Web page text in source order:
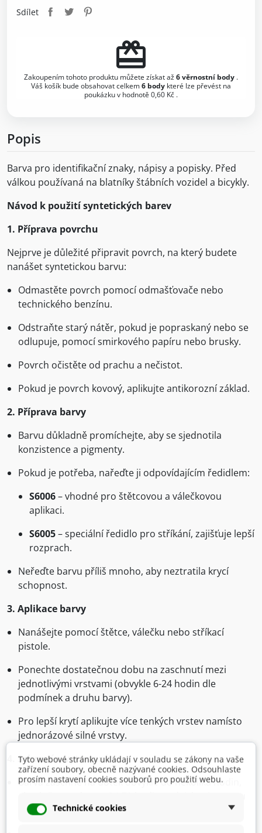
Sdílet
redeem
Zakoupením tohoto produktu můžete získat až6věrnostní body .
Váš košík bude obsahovat celkem6 body které lze převést na
poukázku v hodnotě 0,60 Kč .
Popis
Barva pro identifikační znaky, nápisy a popisky. Před
válkou používaná na blatníky štábních vozidel a bicykly.
Návod k použití syntetických barev
1. Příprava povrchu
Nejprve je důležité připravit povrch, na který budete
nanášet syntetickou barvu:
Odmastěte povrch pomocí odmašťovače nebo
technického benzínu.
Odstraňte starý nátěr, pokud je popraskaný nebo se
odlupuje, pomocí smirkového papíru nebo brusky.
Povrch očistěte od prachu a nečistot.
Pokud je povrch kovový, aplikujte antikorozní základ.
2. Příprava barvy
Barvu důkladně promíchejte, aby se sjednotila
konzistence a pigmenty.
Pokud je potřeba, nařeďte ji odpovídajícím ředidlem:
S6006– vhodné pro štětcovou a válečkovou
aplikaci.
S6005– speciální ředidlo pro stříkání, zajišťuje lepší
rozprach.
Neřeďte barvu příliš mnoho, aby neztratila krycí
schopnost.
3. Aplikace barvy
Nanášejte pomocí štětce, válečku nebo stříkací
pistole.
Ponechte dostatečnou dobu na zaschnutí mezi
jednotlivými vrstvami (obvykle 6-24 hodin dle
podmínek a druhu barvy).
Pro lepší krytí aplikujte více tenkých vrstev namísto
jednorázové silné vrstvy.
4. Schnutí a vytvrzení
Barva zaschne na dotek obvykle do několika hodin,
barvy a podmínkách schnutí.
Tyto webové stránky ukládají v souladu se zákony na vaše
zařízení soubory, obecně nazývané cookies. Odsouhlaste
prosím nastavení cookies souborů pro použití webu.
Technické cookies